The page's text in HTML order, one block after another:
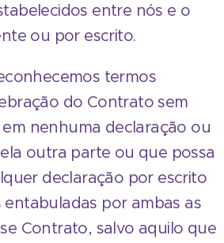
entre nós e o
ou por escrito.
termos
do Contrato sem
nenhuma declaração ou
outra parte ou que possa
declaração por escrito
entabuladas por ambas as
Contrato, salvo aquilo que